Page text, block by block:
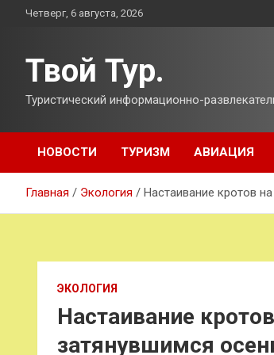
ПерейтиЧетверг, 6 августа, 2026
Твой Тур.
Туристический информационно-
НОВОСТИ ТУРИЗМ АВИАЦИЯ
Главная Экология Настаивание кротов
ЭКОЛОГИЯ
Настаивание
затянувшимся